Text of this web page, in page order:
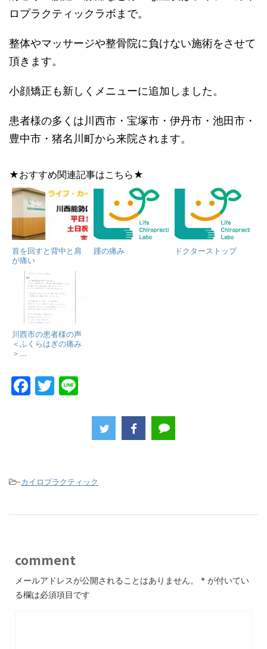
ロプラクティックラボまで。
整体やマッサージや整骨院に負けない施術をさせて
頂きます。
小顔矯正も新しくメニューに追加しました。
患者様の多くは川西市・宝塚市・伊丹市・池田市・
豊中市・猪名川町から来院されます。
★おすすめ関連記事はこちら★
首を回すと背中と肩
が痛い
踵の痛み ドクターストップ
川西市の患者様の声
＜ふくらはぎの痛み
＞...
F
o
k
T
-カイロプラクティック
comment
メールアドレスが公開されることはありません。 * が付いてい
る欄は必須項目です